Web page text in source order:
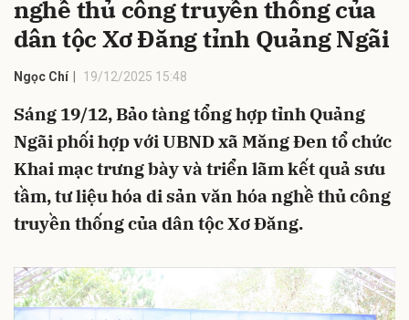
nghề thủ công truyền thống của
dân tộc Xơ Đăng tỉnh Quảng Ngãi
Ngọc Chí 19/12/2025 15:48
Sáng 19/12, Bảo tàng tổng hợp tỉnh Quảng
Ngãi phối hợp với UBND xã Măng Đen tổ chức
Khai mạc trưng bày và triển lãm kết quả sưu
tầm, tư liệu hóa di sản văn hóa nghề thủ công
truyền thống của dân tộc Xơ Đăng.